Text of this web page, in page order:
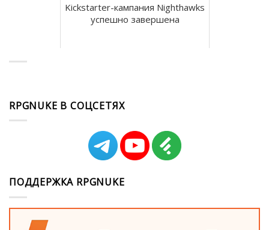
Kickstarter-кампания Nighthawks
успешно завершена
RPGNUKE В СОЦСЕТЯХ
ПОДДЕРЖКА RPGNUKE